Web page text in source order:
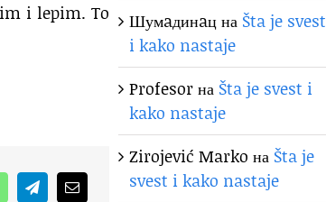
i lepim. To
TelegramEmail
Шумaдинaцна Šta je svest
i kako nastaje
Profesorна Šta je svest i
kako nastaje
Zirojević Marko на Šta je
svest i kako nastaje